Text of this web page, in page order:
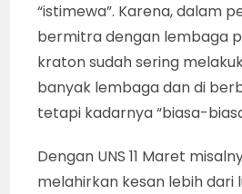
“istimewa”. Karena, dalam
bermitra dengan lembaga
kraton sudah sering
banyak lembaga dan di
tetapi kadarnya “biasa-
Dengan UNS 11 Maret
melahirkan kesan lebih dari